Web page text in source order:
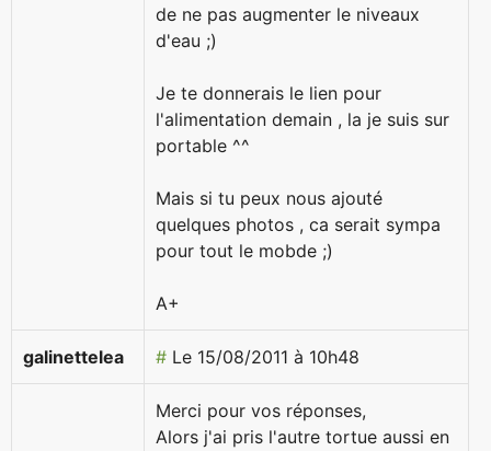
de ne pas augmenter le niveaux
d'eau ;)
Je te donnerais le lien pour
l'alimentation demain , la je suis sur
portable ^^
Mais si tu peux nous ajouté
quelques photos , ca serait sympa
pour tout le mobde ;)
A+
galinettelea # Le 15/08/2011 à 10h48
Merci pour vos réponses,
Alors j'ai pris l'autre tortue aussi en